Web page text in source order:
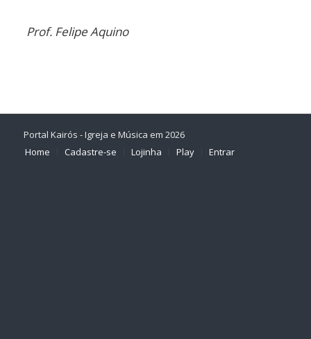
Prof. Felipe Aquino
Portal Kairós - Igreja e Música em 2026
Home
Cadastre-se Lojinha Play Entrar